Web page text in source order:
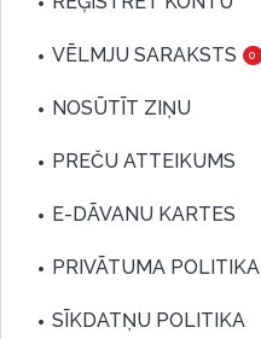
VĒLMJU SARAKSTS 0
NOSŪTĪT ZIŅU
PREČU ATTEIKUMS
E-DĀVANU KARTES
PRIVĀTUMA POLITIKA
SĪKDATŅU POLITIKA